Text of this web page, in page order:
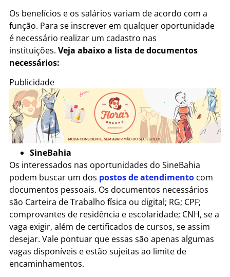
Os benefícios e os salários variam de acordo com a
função. Para se inscrever em qualquer oportunidade
é necessário realizar um cadastro nas
instituições. Veja abaixo a lista de documentos
necessários:
Publicidade
SineBahia
Os interessados nas oportunidades do SineBahia
podem buscar um dos postos de atendimento com
documentos pessoais. Os documentos necessários
são Carteira de Trabalho física ou digital; RG; CPF;
comprovantes de residência e escolaridade; CNH, se a
vaga exigir, além de certificados de cursos, se assim
desejar. Vale pontuar que essas são apenas algumas
vagas disponíveis e estão sujeitas ao limite de
encaminhamentos.